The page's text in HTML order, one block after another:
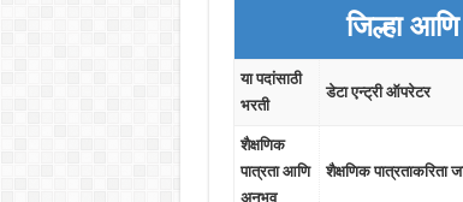
जिल्हा
या पदांसाठी
भरती
डेटा एन्ट्री ऑपरेटर
शैक्षणिक
पात्रता आणि
अनुभव
शैक्षणिक पात्रताकरिता